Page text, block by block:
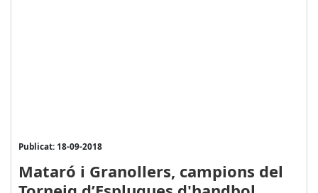
Publicat: 18-09-2018
Mataró i Granollers, campions del